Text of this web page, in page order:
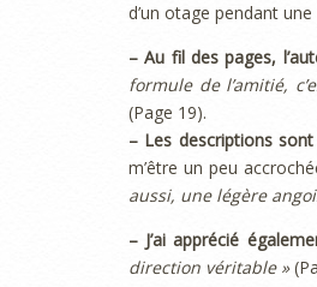
d’un otage pendant
– Au fil des pages,
formule de l’amitié,
(Page 19).
– Les descriptions
m’être un peu
aussi, une légère
– J’ai apprécié
direction véritable »